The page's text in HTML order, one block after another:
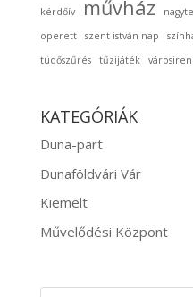
kérdőív művház
operett
szent istván nap
tüdőszűrés
tűzijáték
KATEGÓRIÁK
Duna-part
Dunaföldvári Vár
Kiemelt
Művelődési Központ